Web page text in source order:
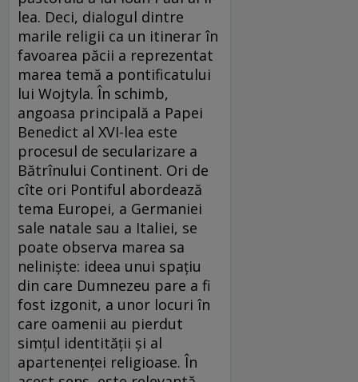
lea. Deci, dialogul dintre
marile religii ca un itinerar în
favoarea păcii a reprezentat
marea temă a pontificatului
lui Wojtyla. În schimb,
angoasa principală a Papei
Benedict al XVI-lea este
procesul de secularizare a
Bătrînului Continent. Ori de
cîte ori Pontiful abordează
tema Europei, a Germaniei
sale natale sau a Italiei, se
poate observa marea sa
nelinişte: ideea unui spaţiu
din care Dumnezeu pare a fi
fost izgonit, a unor locuri în
care oamenii au pierdut
simţul identităţii şi al
apartenenţei religioase. În